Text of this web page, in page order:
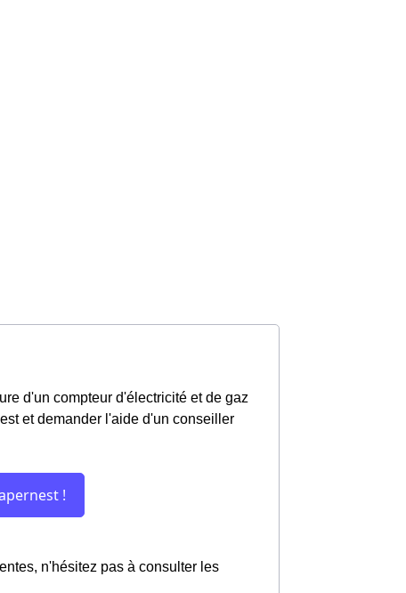
d'un compteur d'électricité et de gaz
et demander l'aide d'un conseiller
n'hésitez pas à consulter les